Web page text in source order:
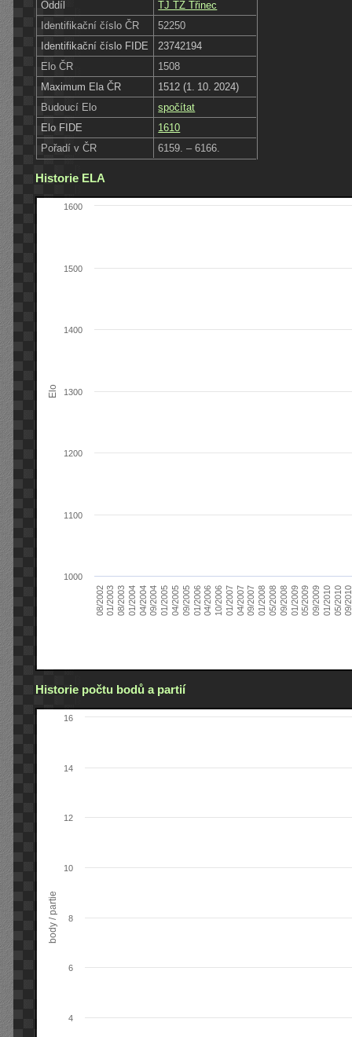
Oddíl
TJ TŽ Třinec
Identifikační číslo ČR
52250
Identifikační číslo FIDE
23742194
Elo ČR
1508
Maximum Ela ČR
1512 (1. 10. 2024)
Budoucí Elo
spočítat
Elo FIDE
1610
Pořadí v ČR
6159. – 6166.
Historie ELA
Elo
08/200201/200308/200301/200404/200409/200401/200504/200509/200501/200604/200610/200601/200704/200709/200701/200805/200809/200801/200905/200909/200901/201005/201009/
1000
1100
1200
1300
1400
1500
1600
Historie počtu bodů a partií
body / partie
4
6
8
10
12
14
16